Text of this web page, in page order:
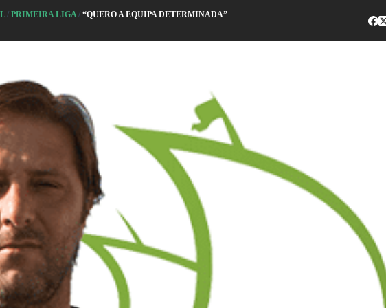
/PRIMEIRA LIGA /“QUERO A EQUIPA DETERMINADA”